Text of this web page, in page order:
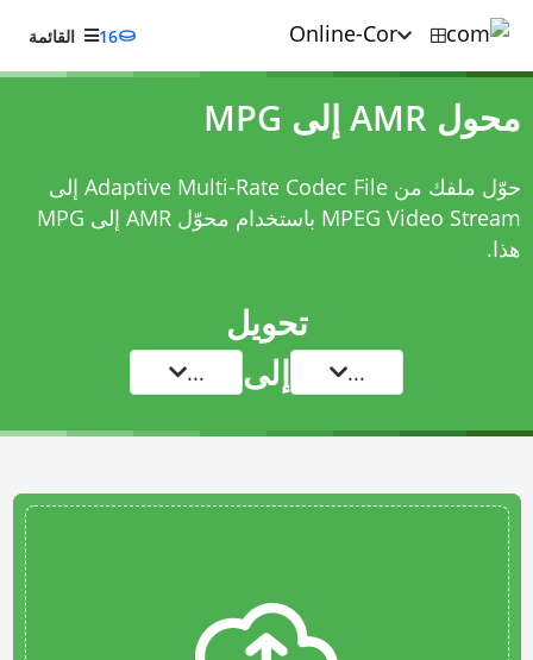
16 القائمة
محول AMR إلى MPG
حوّل ملفك من Adaptive Multi-Rate Codec File إلى
MPEG Video Stream باستخدام
محوّل AMR إلى MPG
هذا.
تحويل
... إلى ...